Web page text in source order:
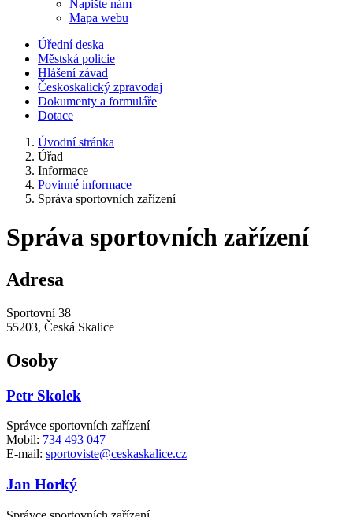
Napište nám
Mapa webu
Úřední deska
Městská policie
Hlášení závad
Českoskalický zpravodaj
Dokumenty a formuláře
Dotace
Úvodní stránka
Úřad
Informace
Povinné informace
Správa sportovních zařízení
Správa sportovních zařízení
Adresa
Sportovní 38
55203, Česká Skalice
Osoby
Petr Skolek
Správce sportovních zařízení
Mobil: 734 493 047
E-mail: sportoviste@ceskaskalice.cz
Jan Horký